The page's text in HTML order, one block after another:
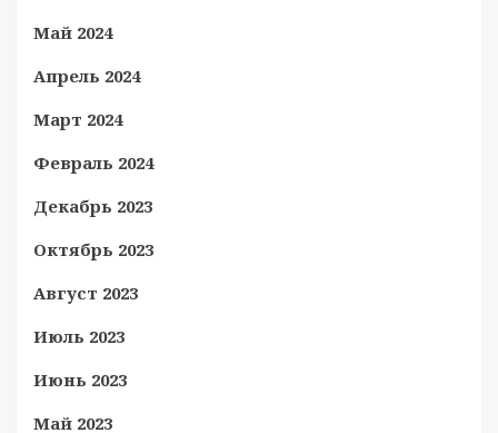
Май 2024
Апрель 2024
Март 2024
Февраль 2024
Декабрь 2023
Октябрь 2023
Август 2023
Июль 2023
Июнь 2023
Май 2023